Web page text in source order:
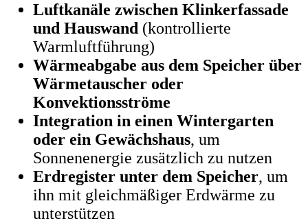
Luftkanäle zwischen Klinkerfassade
und Hauswand (kontrollierte
Warmluftführung)
Wärmeabgabe aus dem Speicher über
Wärmetauscher oder
Konvektionsströme
Integration in einen Wintergarten
oder ein Gewächshaus, um
Sonnenenergie zusätzlich zu nutzen
Erdregister unter dem Speicher, um
ihn mit gleichmäßiger Erdwärme zu
unterstützen